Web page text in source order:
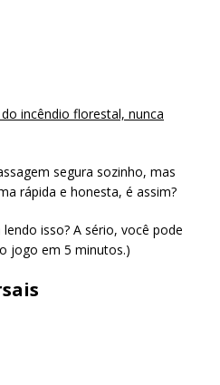
incêndio florestal, nunca
segura sozinho, mas
rápida e honesta, é assim?
isso? A sério, você pode
jogo em 5 minutos.)